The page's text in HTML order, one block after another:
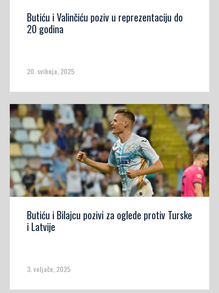
Butiću i Valinčiću poziv u reprezentaciju do
20 godina
20. svibnja, 2025
Butiću i Bilajcu pozivi za oglede protiv Turske
i Latvije
3. veljače, 2025